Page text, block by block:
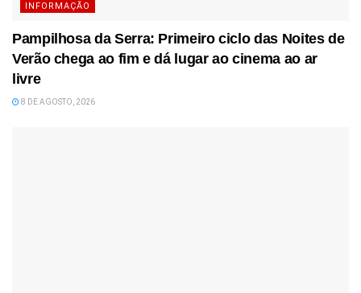
INFORMAÇÃO
Pampilhosa da Serra: Primeiro ciclo das Noites de
Verão chega ao fim e dá lugar ao cinema ao ar
livre
8 DE AGOSTO, 2026